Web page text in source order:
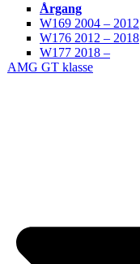
Årgang
W169 2004 – 2012
W176 2012 – 2018
W177 2018 –
AMG GT klasse